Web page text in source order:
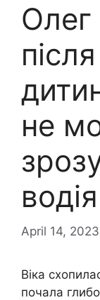
Олег
не
April 14, 2023
Віка
почала